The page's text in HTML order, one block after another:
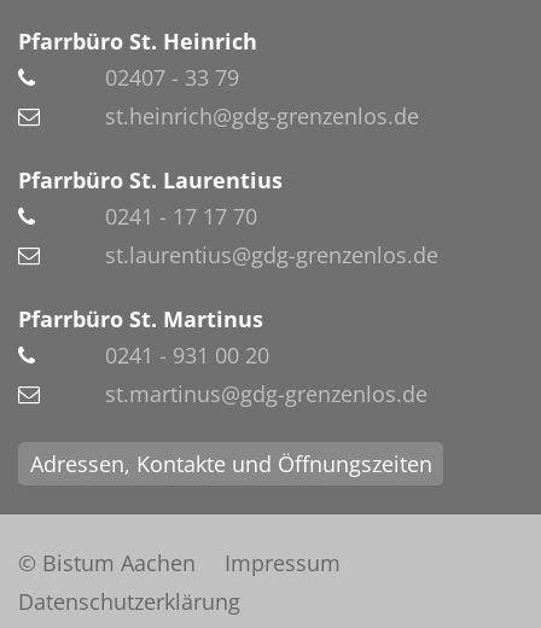
Pfarrbüro St. Heinrich
02407 - 33 79
st.heinrich@gdg-grenzenlos.de
Pfarrbüro St. Laurentius
0241 - 17 17 70
st.laurentius@gdg-grenzenlos.de
Pfarrbüro St. Martinus
0241 - 931 00 20
st.martinus@gdg-grenzenlos.de
Adressen, Kontakte und Öffnungszeiten
© Bistum Aachen
Impressum
Datenschutzerklärung